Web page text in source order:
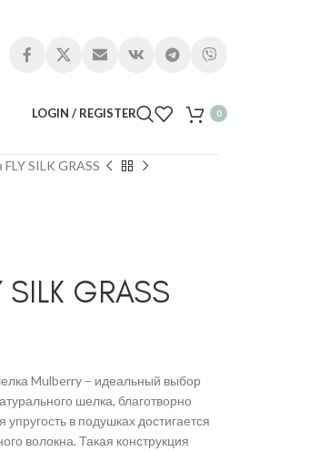
LOGIN / REGISTER 0
SILK GRASS
GRASS
Mulberry – идеальный выбор
шелка, благотворно
в подушках достигается
волокна. Такая конструкция